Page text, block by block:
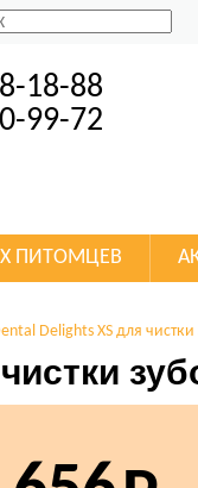
18-88
99-72
ПИТОМЦЕВ
Delights XS для